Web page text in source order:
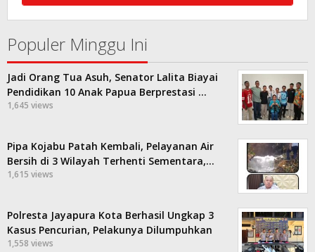
Populer Minggu Ini
Jadi Orang Tua Asuh, Senator Lalita Biayai
Pendidikan 10 Anak Papua Berprestasi …
1,645 views
Pipa Kojabu Patah Kembali, Pelayanan Air
Bersih di 3 Wilayah Terhenti Sementara,…
1,615 views
Polresta Jayapura Kota Berhasil Ungkap 3
Kasus Pencurian, Pelakunya Dilumpuhkan
1,558 views